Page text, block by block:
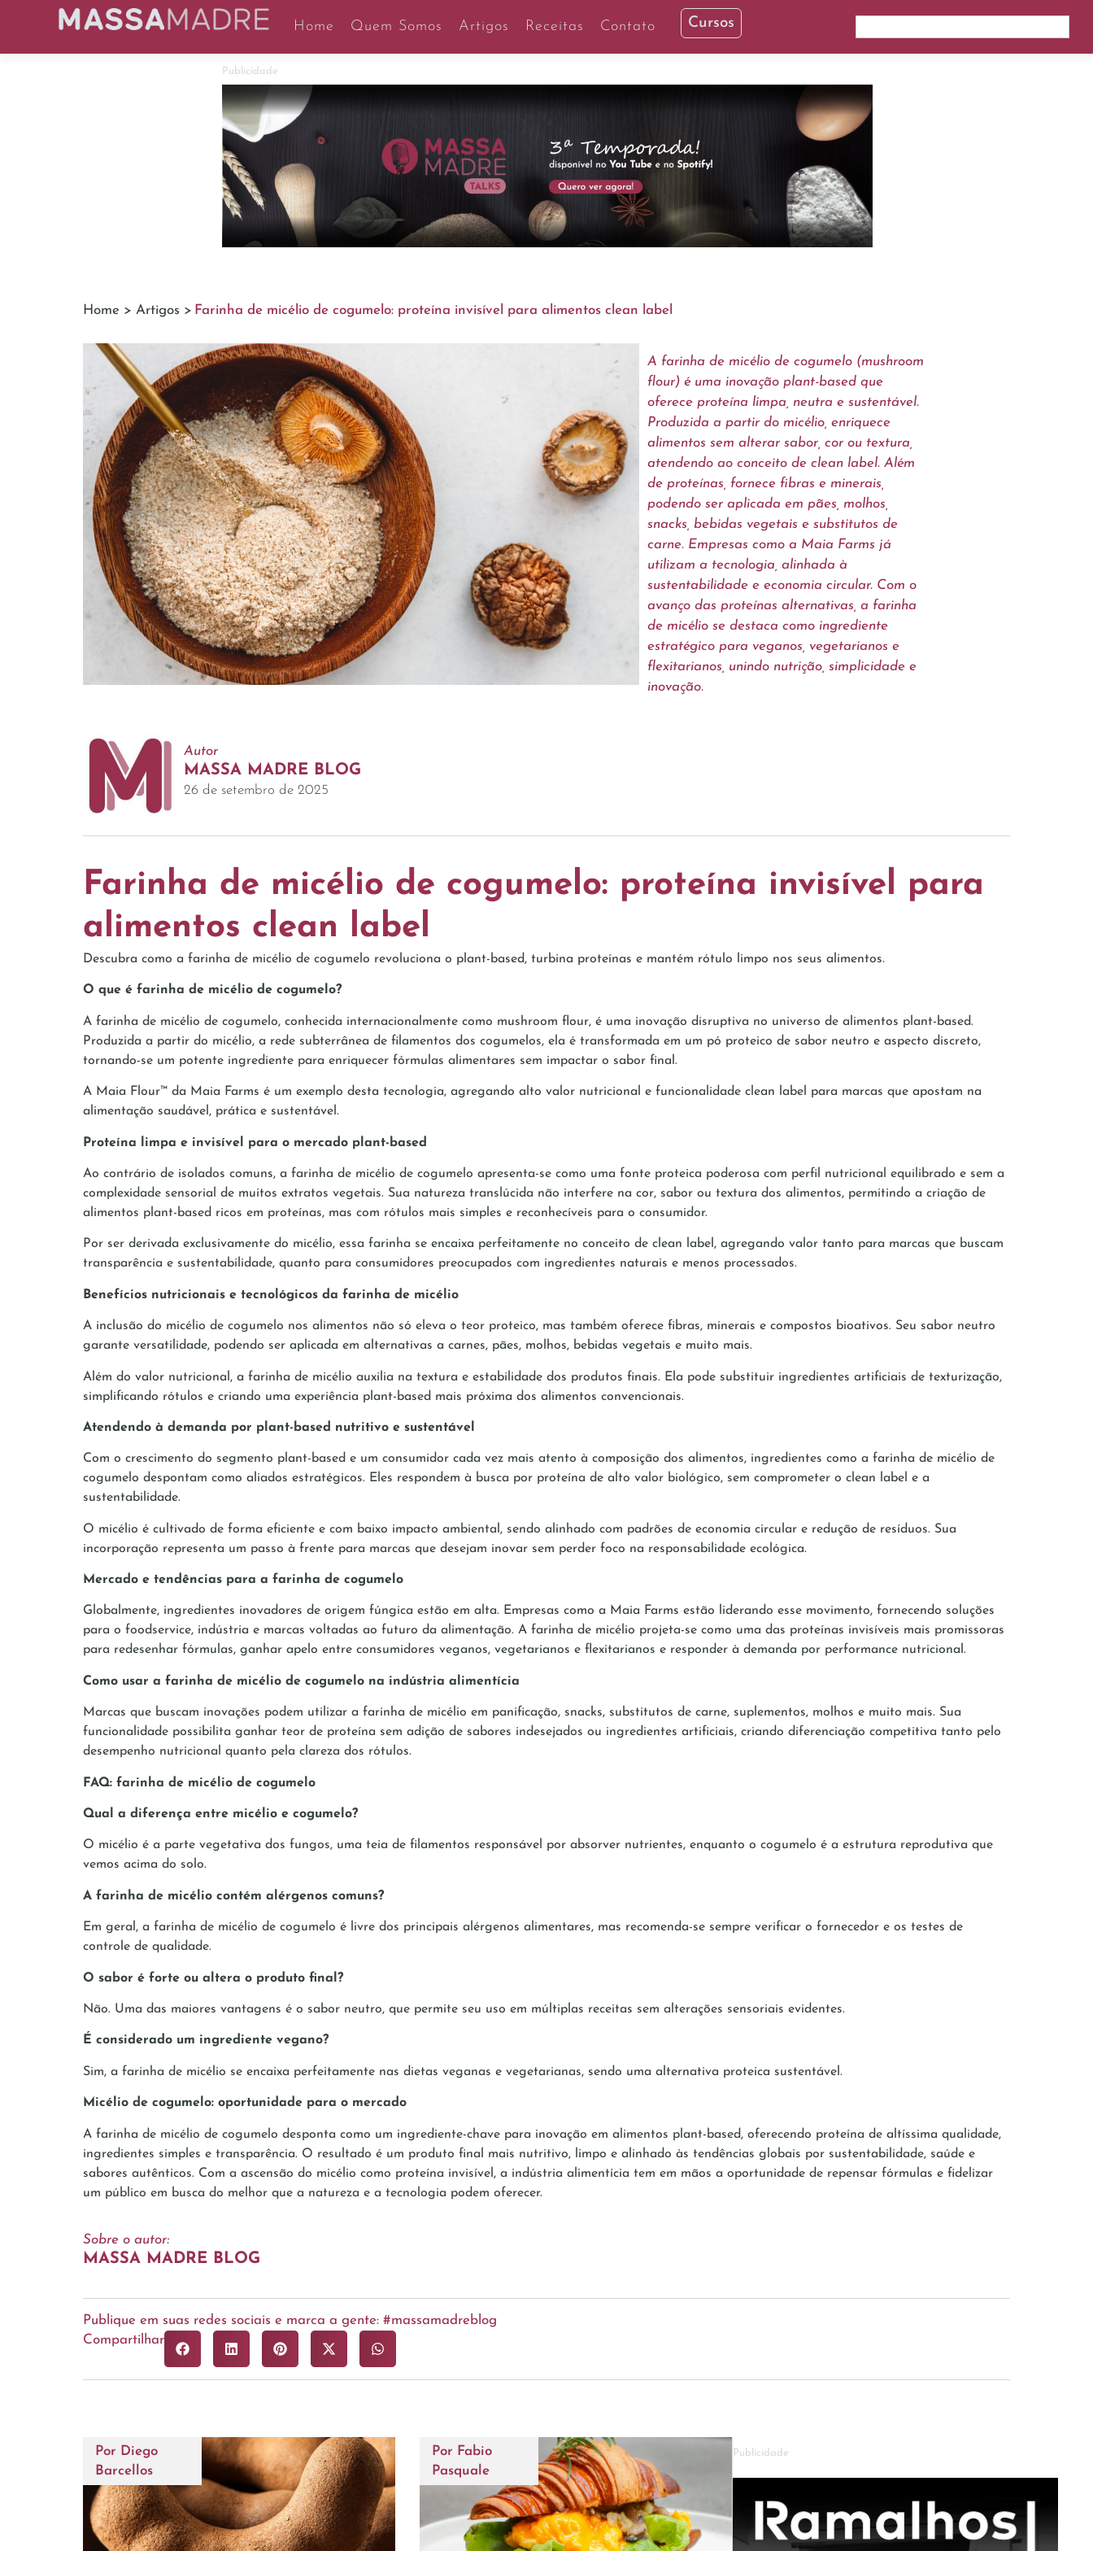
Home Quem Somos Artigos Receitas Contato Cursos
Publicidade
Home > Artigos > Farinha de micélio de cogumelo: proteína invisível para alimentos clean label
A farinha de micélio de cogumelo (mushroom
flour) é uma inovação plant-based que
oferece proteína limpa, neutra e sustentável.
Produzida a partir do micélio, enriquece
alimentos sem alterar sabor, cor ou textura,
atendendo ao conceito de clean label. Além
de proteínas, fornece fibras e minerais,
podendo ser aplicada em pães, molhos,
snacks, bebidas vegetais e substitutos de
carne. Empresas como a Maia Farms já
utilizam a tecnologia, alinhada à
sustentabilidade e economia circular. Com o
avanço das proteínas alternativas, a farinha
de micélio se destaca como ingrediente
estratégico para veganos, vegetarianos e
flexitarianos, unindo nutrição, simplicidade e
inovação.
Autor
MASSA MADRE BLOG
26 de setembro de 2025
Farinha de micélio de cogumelo: proteína invisível para
alimentos clean label
Descubra como a farinha de micélio de cogumelo revoluciona o plant-based, turbina proteínas e mantém rótulo limpo nos seus alimentos.
O que é farinha de micélio de cogumelo?
A farinha de micélio de cogumelo, conhecida internacionalmente como mushroom flour, é uma inovação disruptiva no universo de alimentos plant-based.
Produzida a partir do micélio, a rede subterrânea de filamentos dos cogumelos, ela é transformada em um pó proteico de sabor neutro e aspecto discreto,
tornando-se um potente ingrediente para enriquecer fórmulas alimentares sem impactar o sabor final.
A Maia Flour™ da Maia Farms é um exemplo desta tecnologia, agregando alto valor nutricional e funcionalidade clean label para marcas que apostam na
alimentação saudável, prática e sustentável.
Proteína limpa e invisível para o mercado plant-based
Ao contrário de isolados comuns, a farinha de micélio de cogumelo apresenta-se como uma fonte proteica poderosa com perfil nutricional equilibrado e sem a
complexidade sensorial de muitos extratos vegetais. Sua natureza translúcida não interfere na cor, sabor ou textura dos alimentos, permitindo a criação de
alimentos plant-based ricos em proteínas, mas com rótulos mais simples e reconhecíveis para o consumidor.
Por ser derivada exclusivamente do micélio, essa farinha se encaixa perfeitamente no conceito de clean label, agregando valor tanto para marcas que buscam
transparência e sustentabilidade, quanto para consumidores preocupados com ingredientes naturais e menos processados.
Benefícios nutricionais e tecnológicos da farinha de micélio
A inclusão do micélio de cogumelo nos alimentos não só eleva o teor proteico, mas também oferece fibras, minerais e compostos bioativos. Seu sabor neutro
garante versatilidade, podendo ser aplicada em alternativas a carnes, pães, molhos, bebidas vegetais e muito mais.
Além do valor nutricional, a farinha de micélio auxilia na textura e estabilidade dos produtos finais. Ela pode substituir ingredientes artificiais de texturização,
simplificando rótulos e criando uma experiência plant-based mais próxima dos alimentos convencionais.
Atendendo à demanda por plant-based nutritivo e sustentável
Com o crescimento do segmento plant-based e um consumidor cada vez mais atento à composição dos alimentos, ingredientes como a farinha de micélio de
cogumelo despontam como aliados estratégicos. Eles respondem à busca por proteína de alto valor biológico, sem comprometer o clean label e a
sustentabilidade.
O micélio é cultivado de forma eficiente e com baixo impacto ambiental, sendo alinhado com padrões de economia circular e redução de resíduos. Sua
incorporação representa um passo à frente para marcas que desejam inovar sem perder foco na responsabilidade ecológica.
Mercado e tendências para a farinha de cogumelo
Globalmente, ingredientes inovadores de origem fúngica estão em alta. Empresas como a Maia Farms estão liderando esse movimento, fornecendo soluções
para o foodservice, indústria e marcas voltadas ao futuro da alimentação. A farinha de micélio projeta-se como uma das proteínas invisíveis mais promissoras
para redesenhar fórmulas, ganhar apelo entre consumidores veganos, vegetarianos e flexitarianos e responder à demanda por performance nutricional.
Como usar a farinha de micélio de cogumelo na indústria alimentícia
Marcas que buscam inovações podem utilizar a farinha de micélio em panificação, snacks, substitutos de carne, suplementos, molhos e muito mais. Sua
funcionalidade possibilita ganhar teor de proteína sem adição de sabores indesejados ou ingredientes artificiais, criando diferenciação competitiva tanto pelo
desempenho nutricional quanto pela clareza dos rótulos.
FAQ: farinha de micélio de cogumelo
Qual a diferença entre micélio e cogumelo?
O micélio é a parte vegetativa dos fungos, uma teia de filamentos responsável por absorver nutrientes, enquanto o cogumelo é a estrutura reprodutiva que
vemos acima do solo.
A farinha de micélio contém alérgenos comuns?
Em geral, a farinha de micélio de cogumelo é livre dos principais alérgenos alimentares, mas recomenda-se sempre verificar o fornecedor e os testes de
controle de qualidade.
O sabor é forte ou altera o produto final?
Não. Uma das maiores vantagens é o sabor neutro, que permite seu uso em múltiplas receitas sem alterações sensoriais evidentes.
É considerado um ingrediente vegano?
Sim, a farinha de micélio se encaixa perfeitamente nas dietas veganas e vegetarianas, sendo uma alternativa proteica sustentável.
Micélio de cogumelo: oportunidade para o mercado
A farinha de micélio de cogumelo desponta como um ingrediente-chave para inovação em alimentos plant-based, oferecendo proteína de altíssima qualidade,
ingredientes simples e transparência. O resultado é um produto final mais nutritivo, limpo e alinhado às tendências globais por sustentabilidade, saúde e
sabores autênticos. Com a ascensão do micélio como proteína invisível, a indústria alimentícia tem em mãos a oportunidade de repensar fórmulas e fidelizar
um público em busca do melhor que a natureza e a tecnologia podem oferecer.
Sobre o autor:
MASSA MADRE BLOG
Publique em suas redes sociais e marca a gente: #massamadreblog
Compartilhar
Por Diego
Barcellos
Por Fabio
Pasquale
Publicidade